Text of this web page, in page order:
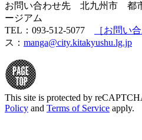
お問い合わせ先 北九州市 都
ージアム
TEL：093-512-5077
［お問い
ス： manga@city.kitakyushu.lg.jp
This site is protected by
Policy and Terms of Service apply.